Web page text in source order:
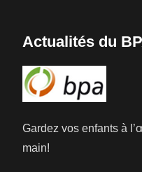
Actualités du
Gardez vos enfants à
main!